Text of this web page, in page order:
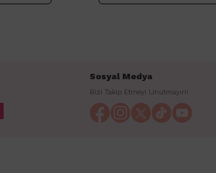
Sosyal Medya
Bizi Takip Etmeyi Unutmayın!